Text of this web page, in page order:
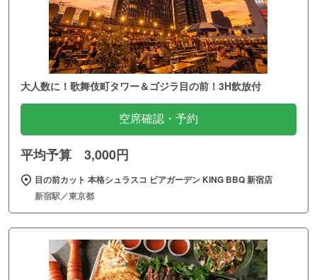
大人数に！歌舞伎町タワー＆ゴジラ目の前！3H飲放付
空席確認・予約
平均予算 3,000円
目の前カット 本格シュラスコ ビアガーデン KING BBQ 新宿店
新宿駅／東京都